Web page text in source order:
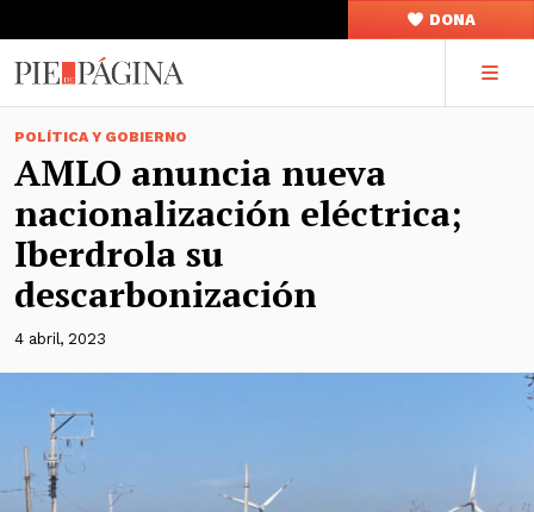
DONA
POLÍTICA Y GOBIERNO
AMLO anuncia nueva
nacionalización eléctrica;
Iberdrola su
descarbonización
4 abril, 2023